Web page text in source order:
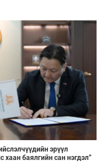
эрүүл
хаан баялгийн сан нэгдэл”